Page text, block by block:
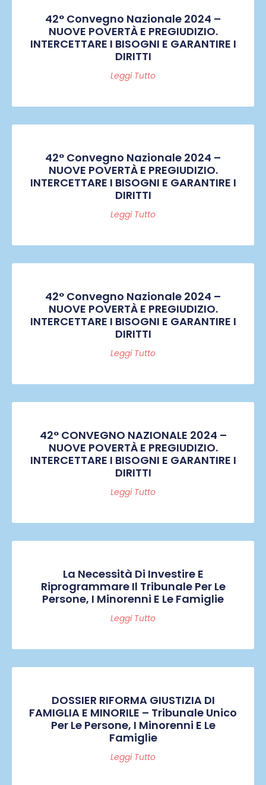
42° Convegno Nazionale 2024 –
NUOVE POVERTÀ E PREGIUDIZIO.
INTERCETTARE I BISOGNI E GARANTIRE I
DIRITTI
Leggi Tutto
42° Convegno Nazionale 2024 –
NUOVE POVERTÀ E PREGIUDIZIO.
INTERCETTARE I BISOGNI E GARANTIRE I
DIRITTI
Leggi Tutto
42° Convegno Nazionale 2024 –
NUOVE POVERTÀ E PREGIUDIZIO.
INTERCETTARE I BISOGNI E GARANTIRE I
DIRITTI
Leggi Tutto
42° CONVEGNO NAZIONALE 2024 –
NUOVE POVERTÀ E PREGIUDIZIO.
INTERCETTARE I BISOGNI E GARANTIRE I
DIRITTI
Leggi Tutto
La Necessità Di Investire E
Riprogrammare Il Tribunale Per Le
Persone, I Minorenni E Le Famiglie
Leggi Tutto
DOSSIER RIFORMA GIUSTIZIA DI
FAMIGLIA E MINORILE – Tribunale Unico
Per Le Persone, I Minorenni E Le
Famiglie
Leggi Tutto